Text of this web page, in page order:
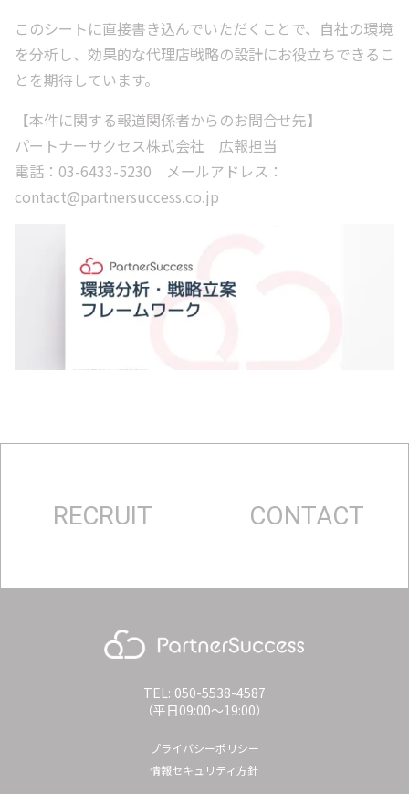
このシートに直接書き込んでいただくことで、自社の環境
を分析し、効果的な代理店戦略の設計にお役立ちできるこ
とを期待しています。
【本件に関する報道関係者からのお問合せ先】
パートナーサクセス株式会社 広報担当
電話：03-6433-5230 メールアドレス：
contact@partnersuccess.co.jp
RECRUIT CONTACT
TEL: 050-5538-4587
（平日09:00〜19:00）
プライバシーポリシー
情報セキュリティ方針